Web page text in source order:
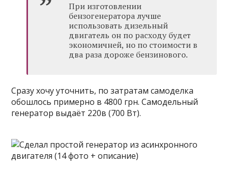
При изготовлении
бензогенератора лучше
использовать дизельный
двигатель он по расходу будет
экономичней, но по стоимости в
два раза дороже бензинового.
Сразу хочу уточнить, по затратам самоделка
обошлось примерно в 4800 грн. Самодельный
генератор выдаёт 220в (700 Вт).